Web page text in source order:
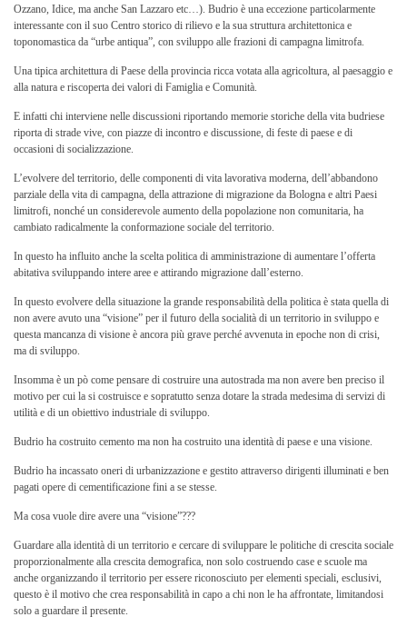
Ozzano, Idice, ma anche San Lazzaro etc…). Budrio è una eccezione particolarmente
interessante con il suo Centro storico di rilievo e la sua struttura architettonica e
toponomastica da “urbe antiqua”, con sviluppo alle frazioni di campagna limitrofa.
Una tipica architettura di Paese della provincia ricca votata alla agricoltura, al paesaggio e
alla natura e riscoperta dei valori di Famiglia e Comunità.
E infatti chi interviene nelle discussioni riportando memorie storiche della vita budriese
riporta di strade vive, con piazze di incontro e discussione, di feste di paese e di
occasioni di socializzazione.
L’evolvere del territorio, delle componenti di vita lavorativa moderna, dell’abbandono
parziale della vita di campagna, della attrazione di migrazione da Bologna e altri Paesi
limitrofi, nonché un considerevole aumento della popolazione non comunitaria, ha
cambiato radicalmente la conformazione sociale del territorio.
In questo ha influito anche la scelta politica di amministrazione di aumentare l’offerta
abitativa sviluppando intere aree e attirando migrazione dall’esterno.
In questo evolvere della situazione la grande responsabilità della politica è stata quella di
non avere avuto una “visione” per il futuro della socialità di un territorio in sviluppo e
questa mancanza di visione è ancora più grave perché avvenuta in epoche non di crisi,
ma di sviluppo.
Insomma è un pò come pensare di costruire una autostrada ma non avere ben preciso il
motivo per cui la si costruisce e sopratutto senza dotare la strada medesima di servizi di
utilità e di un obiettivo industriale di sviluppo.
Budrio ha costruito cemento ma non ha costruito una identità di paese e una visione.
Budrio ha incassato oneri di urbanizzazione e gestito attraverso dirigenti illuminati e ben
pagati opere di cementificazione fini a se stesse.
Ma cosa vuole dire avere una “visione”???
Guardare alla identità di un territorio e cercare di sviluppare le politiche di crescita sociale
proporzionalmente alla crescita demografica, non solo costruendo case e scuole ma
anche organizzando il territorio per essere riconosciuto per elementi speciali, esclusivi,
questo è il motivo che crea responsabilità in capo a chi non le ha affrontate, limitandosi
solo a guardare il presente.